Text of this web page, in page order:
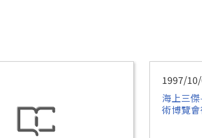
1997/
海上三
術博覽